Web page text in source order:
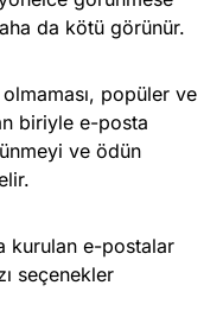
da kötü görünür.
olmaması, popüler ve
biriyle e-posta
ve ödün
kurulan e-postalar
seçenekler